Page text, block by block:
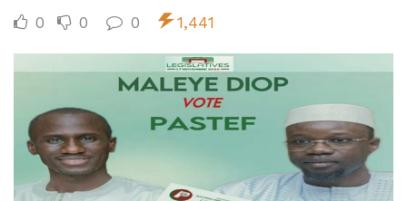
0 0 0 1,441